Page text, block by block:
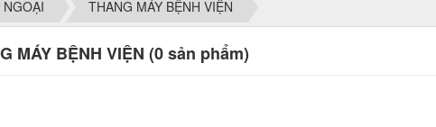
THANG MÁY BỆNH VIỆN
MÁY BỆNH VIỆN (0 sản phẩm)